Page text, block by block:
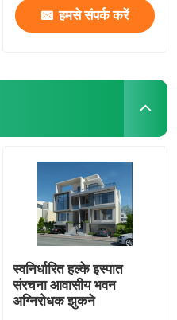
हमसे संपर्क करें
स्वनिर्धारित हल्के इस्पात
संरचना आवासीय भवन
अग्निरोधक झुकने